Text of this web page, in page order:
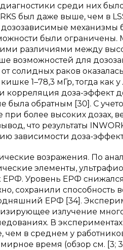
среди них
был даже выше, чем в
были
различиями между
возможностей для
солидных раков
1–78,3 мГр, тогда как
корреляция доза-эффект
была обратным [30]. С
при более высоких
что результаты
зависимости доза-эффект
возражения. По
элементы,
Уровень ЕРФ
сохранили способность
ЕРФ [34].
излучение
В
в среднем у
время (обзор см. [3;